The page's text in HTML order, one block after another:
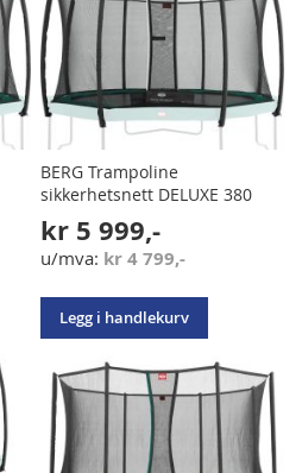
BERG Trampoline
sikkerhetsnett DELUXE 380
kr 5 999,-
kr 4 799,-
Legg i handlekurv